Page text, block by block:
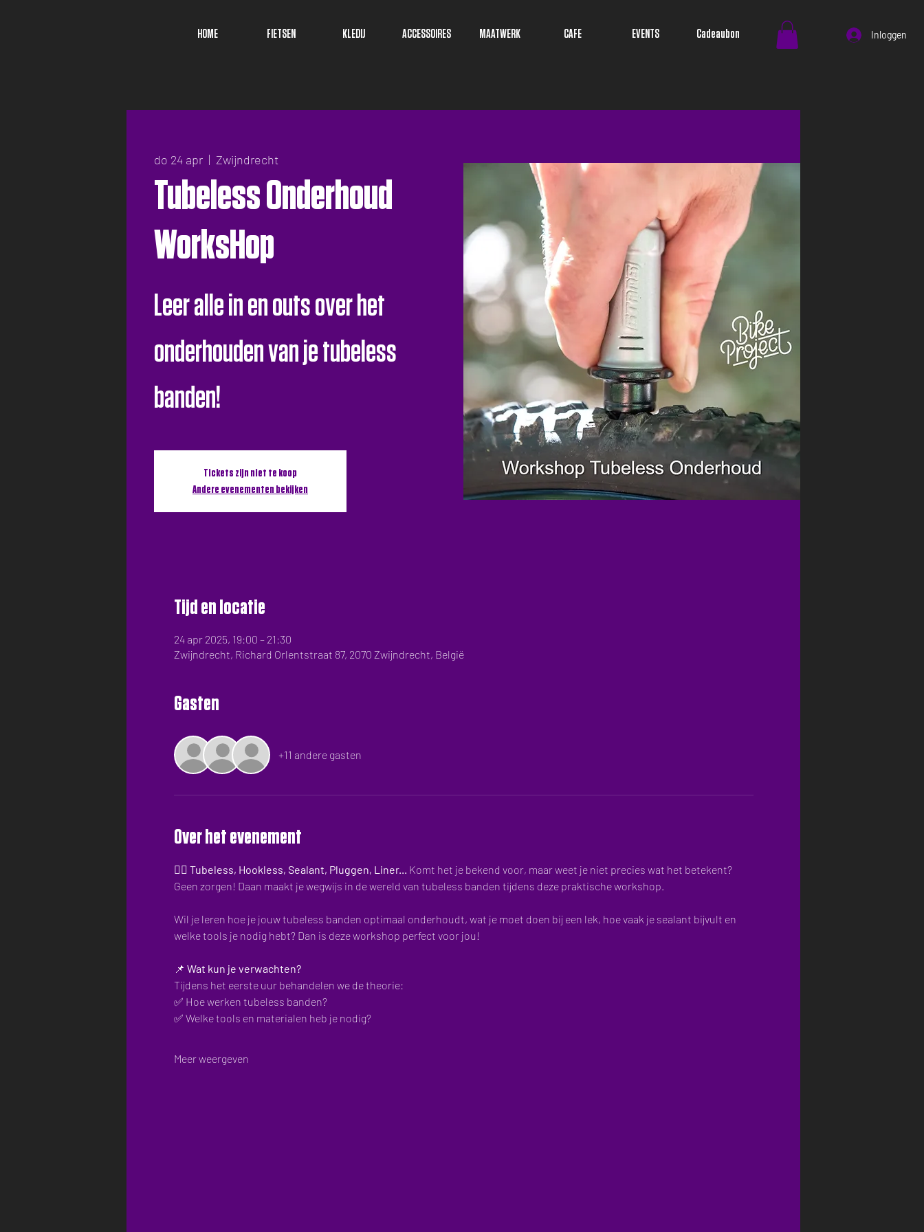
HOME FIETSEN KLEDIJ ACCESSOIRES MAATWERK CAFE EVENTS Cadeaubon Inloggen
do 24 apr
  |
Zwijndrecht
Tubeless Onderhoud
WorksHop
Leer alle in en outs over het
onderhouden van je tubeless
banden!
Tickets zijn niet te koop
Andere evenementen bekijken
Tijd en locatie
24 apr 2025, 19:00 – 21:30
Zwijndrecht, Richard Orlentstraat 87, 2070 Zwijndrecht, België
Gasten
+11 andere gasten
Over het evenement
🚴‍♂️ Tubeless, Hookless, Sealant, Pluggen, Liner...
Komt het je bekend voor, maar weet je niet precies wat het betekent?
Geen zorgen! Daan maakt je wegwijs in de wereld van tubeless banden tijdens deze praktische workshop.
Wil je leren hoe je jouw tubeless banden optimaal onderhoudt, wat je moet doen bij een lek, hoe vaak je sealant bijvult en
welke tools je nodig hebt? Dan is deze workshop perfect voor jou!
📌 Wat kun je verwachten?
Tijdens het eerste uur behandelen we de theorie:
✅ Hoe werken tubeless banden?
✅ Welke tools en materialen heb je nodig?
Meer weergeven